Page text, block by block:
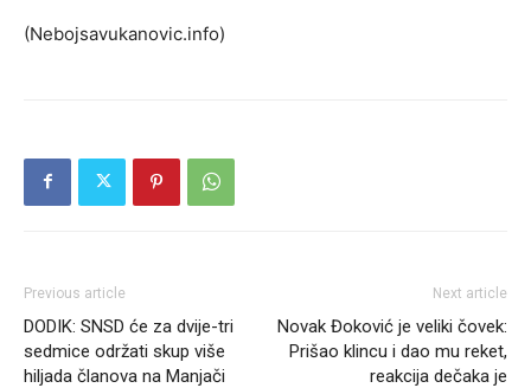
(Nebojsavukanovic.info)
Previous article
DODIK: SNSD će za dvije-tri
sedmice održati skup više
hiljada članova na Manjači
Next article
Novak Đoković je veliki čovek:
Prišao klincu i dao mu reket,
reakcija dečaka je